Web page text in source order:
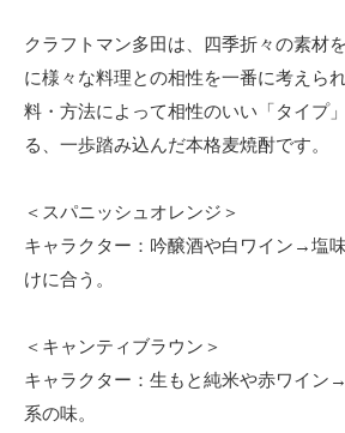
クラフトマン多田は、四季折々の素材
に様々な料理との相性を一番に考えら
料・方法によって相性のいい「タイプ
る、一歩踏み込んだ本格麦焼酎です。
＜スパニッシュオレンジ＞
キャラクター：吟醸酒や白ワイン→塩
けに合う。
＜キャンティブラウン＞
キャラクター：生もと純米や赤ワイン
系の味。